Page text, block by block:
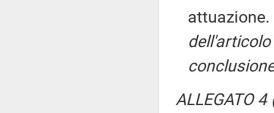
ALLEGATO